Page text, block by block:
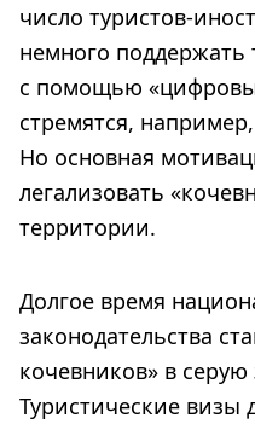
число туристов-
немного поддержать
с помощью
стремятся,
Но основная
легализовать
территории.
Долгое время
законодательства
кочевников» в серую
Туристические визы